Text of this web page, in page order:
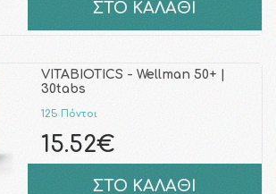
ΣΤΟ ΚΑΛΑΘΙ
VITABIOTICS - Wellman 50+ |
30tabs
125 Πόντοι
15.52€
ΣΤΟ ΚΑΛΑΘΙ